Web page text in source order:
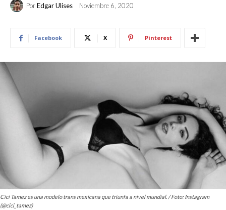
PorEdgar Ulises Noviembre 6, 2020
Facebook X Pinterest
Cici Tamez es una modelo trans mexicana que triunfa a nivel mundial. / Foto: Instagram
(@cici_tamez)